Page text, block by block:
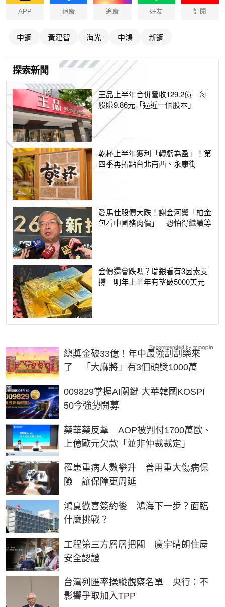
APP 追蹤 追蹤 好友 訂閱
中鋼 黃建智 海光 中鴻 新鋼
探索新聞
王品上半年合併營收129.2億 每
股賺9.86元「逼近一個股本」
乾杯上半年獲利「轉虧為盈」！第
四季再拓點台北南西、永康街
愛馬仕股價大跌！謝金河驚「柏金
包看中國豬肉價」 恐怕得繼續等
金價還會跌嗎？瑞銀看有3因素支
撐 明年上半年有望破5000美元
總獎金破33億！年中最強刮刮樂來
了 「大麻將」有3個頭獎1000萬
009829掌握AI關鍵 大華韓國KOSPI
50今強勢開募
PR
藥華藥反擊 AOP被判付1700萬歐、
上億歐元欠款「並非仲裁裁定」
罹患重病人數攀升 善用重大傷病保
險 讓保障更周延
鴻夏歡喜簽約後 鴻海下一步？面臨
什麼挑戰？
工程第三方層層把關 廣宇晴朗住屋
安全認證
台灣列匯率操縱觀察名單 央行：不
影響爭取加入TPP
Recommended by